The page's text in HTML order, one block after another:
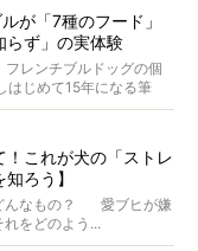
が「7種のフード」
らず」の実体験
レンチブルドッグの個
はじめて15年になる筆
これが犬の「ストレ
ろう】
んなもの？ 愛ブヒが嫌
をどのよう...